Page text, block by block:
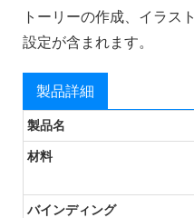
トーリーの作成、イラス
設定が含まれます。
製品詳細
製品名
材料
バインディング